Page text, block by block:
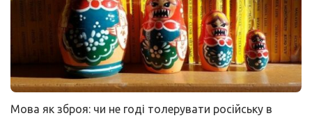
Мова як зброя: чи не годі толерувати російську в